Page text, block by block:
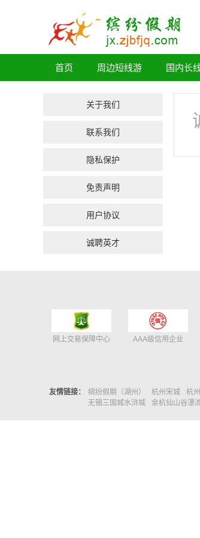
首页 周边短线游 国内长
关于我们
联系我们
隐私保护
免责声明
用户协议
诚聘英才
网上交易保障中心 AAA级信用企业
友情链接： 缤纷假期（湖州） 杭州宋城 杭
无锡三国城水浒城
余杭仙山谷漂